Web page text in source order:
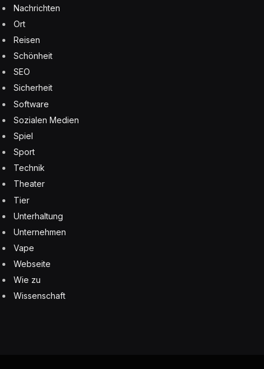
Nachrichten
Ort
Reisen
Schönheit
SEO
Sicherheit
Software
Sozialen Medien
Spiel
Sport
Technik
Theater
Tier
Unterhaltung
Unternehmen
Vape
Webseite
Wie zu
Wissenschaft